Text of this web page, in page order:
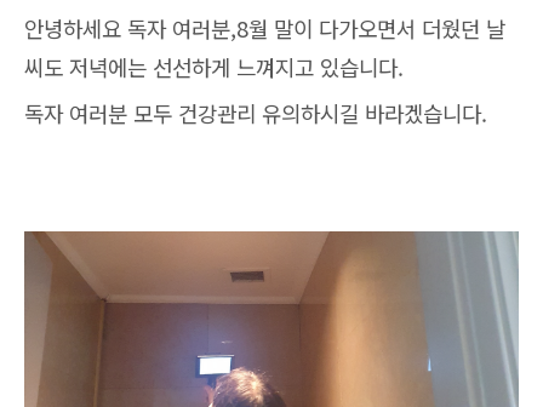
안녕하세요 독자 여러분,8월 말이 다가오면서 더웠던 날
씨도 저녁에는 선선하게 느껴지고 있습니다.
독자 여러분 모두 건강관리 유의하시길 바라겠습니다.